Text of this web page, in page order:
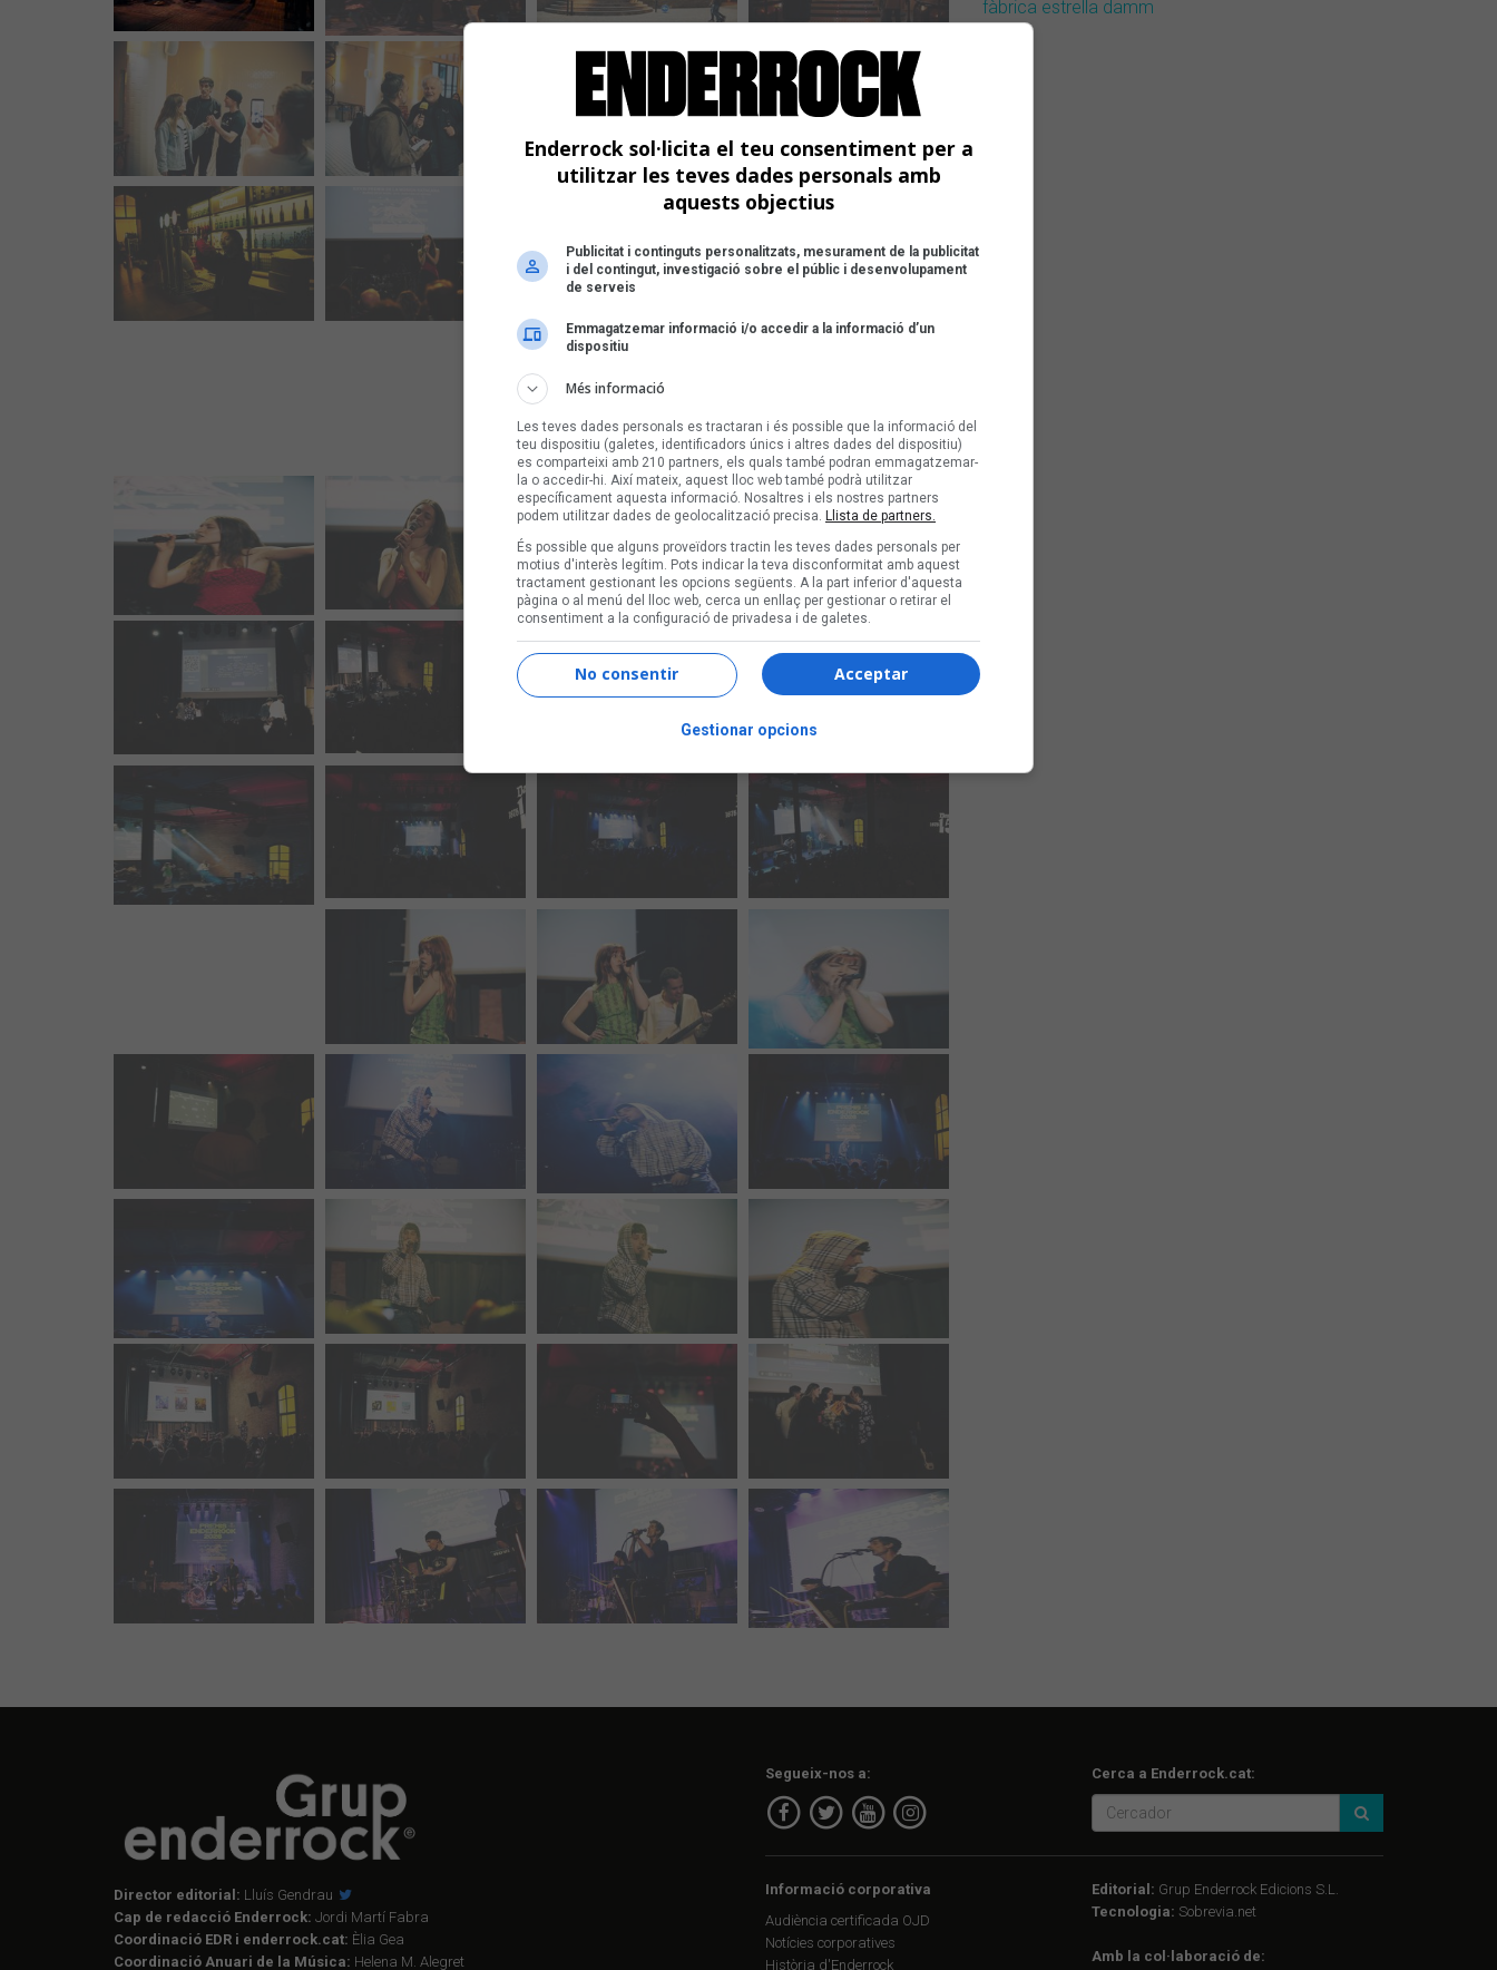
fàbrica estrella damm
Director editorial: Lluís Gendrau
Cap de redacció Enderrock: Jordi Martí Fabra
Coordinació EDR i enderrock.cat: Èlia Gea
Coordinació Anuari de la Música: Helena M. Alegret
Segueix-nos a: Cerca a Enderrock.cat:
Informació corporativa
Audiència certificada OJD
Notícies corporatives
Història d'Enderrock
Editorial: Grup Enderrock Edicions S.L.
Tecnologia: Sobrevia.net
Amb la col·laboració de:
Enderrock sol·licita el teu consentiment per a
utilitzar les teves dades personals amb
aquests objectius
Publicitat i continguts personalitzats, mesurament de la publicitat
i del contingut, investigació sobre el públic i desenvolupament
de serveis
Emmagatzemar informació i/o accedir a la informació d’un
dispositiu
Més informació
Les teves dades personals es tractaran i és possible que la informació del
teu dispositiu (galetes, identificadors únics i altres dades del dispositiu)
es comparteixi amb 210 partners, els quals també podran emmagatzemar-
la o accedir-hi. Així mateix, aquest lloc web també podrà utilitzar
específicament aquesta informació. Nosaltres i els nostres partners
podem utilitzar dades de geolocalització precisa. Llista de partners.
És possible que alguns proveïdors tractin les teves dades personals per
motius d'interès legítim. Pots indicar la teva disconformitat amb aquest
tractament gestionant les opcions següents. A la part inferior d'aquesta
pàgina o al menú del lloc web, cerca un enllaç per gestionar o retirar el
consentiment a la configuració de privadesa i de galetes.
Acceptar
No consentir
Gestionar opcions